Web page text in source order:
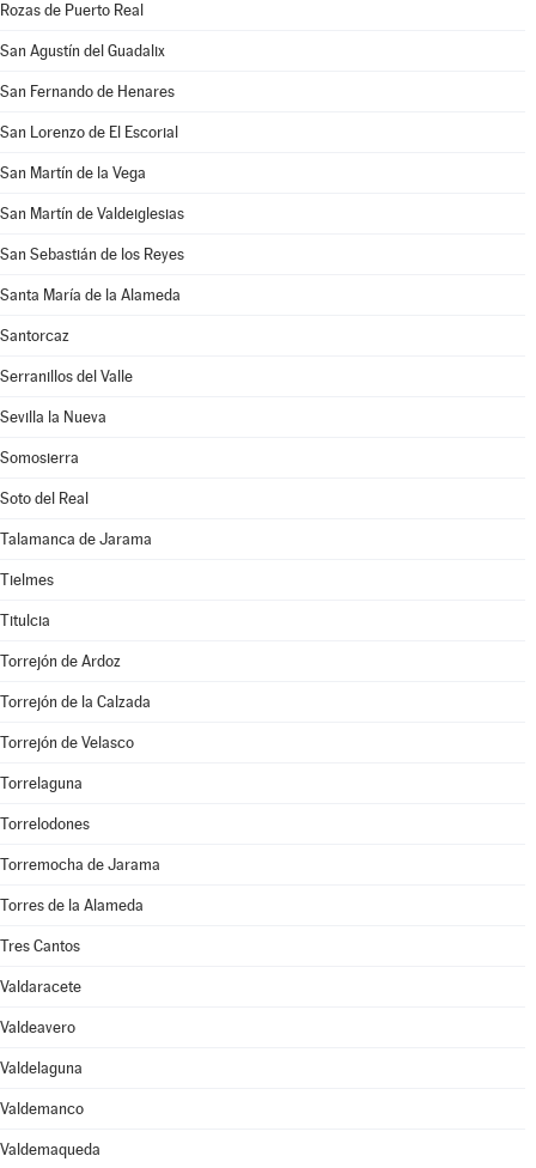
Rozas de Puerto Real
San Agustín del Guadalix
San Fernando de Henares
San Lorenzo de El Escorial
San Martín de la Vega
San Martín de Valdeiglesias
San Sebastián de los Reyes
Santa María de la Alameda
Santorcaz
Serranillos del Valle
Sevilla la Nueva
Somosierra
Soto del Real
Talamanca de Jarama
Tielmes
Titulcia
Torrejón de Ardoz
Torrejón de la Calzada
Torrejón de Velasco
Torrelaguna
Torrelodones
Torremocha de Jarama
Torres de la Alameda
Tres Cantos
Valdaracete
Valdeavero
Valdelaguna
Valdemanco
Valdemaqueda